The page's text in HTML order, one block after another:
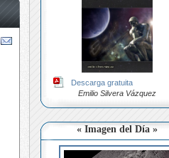
Descarga gratuita
Emilio Silvera Vázquez
« Imagen del Día »